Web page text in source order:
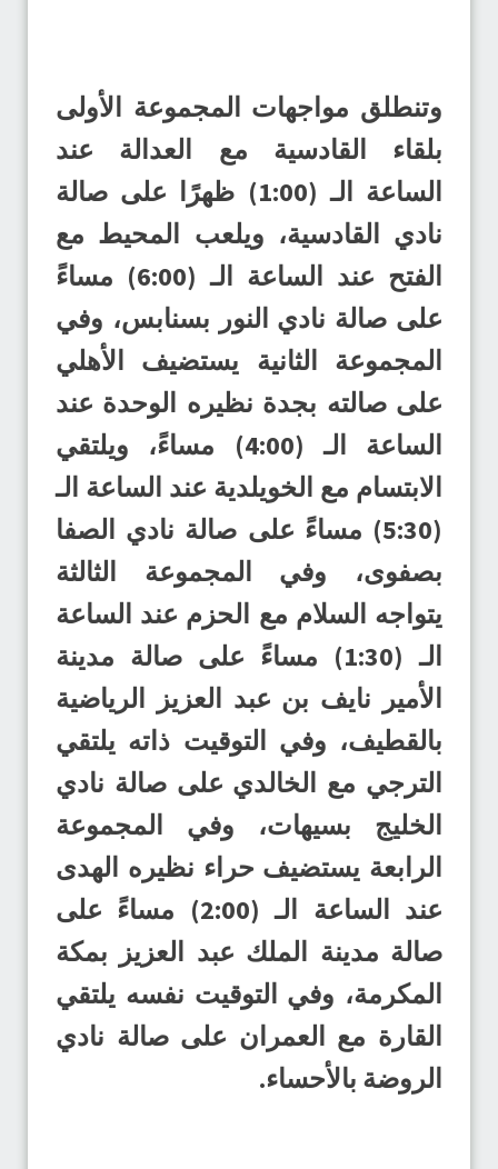
وتنطلق مواجهات المجموعة الأولى
بلقاء القادسية مع العدالة عند
الساعة الـ (1:00) ظهرًا على صالة
نادي القادسية، ويلعب المحيط مع
الفتح عند الساعة الـ (6:00) مساءً
على صالة نادي النور بسنابس، وفي
المجموعة الثانية يستضيف الأهلي
على صالته بجدة نظيره الوحدة عند
الساعة الـ (4:00) مساءً، ويلتقي
الابتسام مع الخويلدية عند الساعة الـ
(5:30) مساءً على صالة نادي الصفا
بصفوى، وفي المجموعة الثالثة
يتواجه السلام مع الحزم عند الساعة
الـ (1:30) مساءً على صالة مدينة
الأمير نايف بن عبد العزيز الرياضية
بالقطيف، وفي التوقيت ذاته يلتقي
الترجي مع الخالدي على صالة نادي
الخليج بسيهات، وفي المجموعة
الرابعة يستضيف حراء نظيره الهدى
عند الساعة الـ (2:00) مساءً على
صالة مدينة الملك عبد العزيز بمكة
المكرمة، وفي التوقيت نفسه يلتقي
القارة مع العمران على صالة نادي
الروضة بالأحساء.